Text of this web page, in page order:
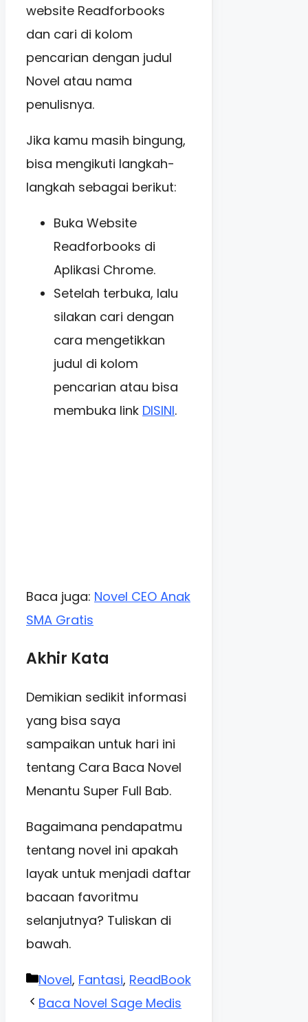
website Readforbooks
dan cari di kolom
pencarian dengan judul
Novel atau nama
penulisnya.
Jika kamu masih bingung,
bisa mengikuti langkah-
langkah sebagai berikut:
Buka Website
Readforbooks di
Aplikasi Chrome.
Setelah terbuka, lalu
silakan cari dengan
cara mengetikkan
judul di kolom
pencarian atau bisa
membuka link DISINI.
Baca juga: Novel CEO Anak
SMA Gratis
Akhir Kata
Demikian sedikit informasi
yang bisa saya
sampaikan untuk hari ini
tentang Cara Baca Novel
Menantu Super Full Bab.
Bagaimana pendapatmu
tentang novel ini apakah
layak untuk menjadi daftar
bacaan favoritmu
selanjutnya? Tuliskan di
bawah.
Categories
Novel, Fantasi, ReadBook
Baca Novel Sage Medis